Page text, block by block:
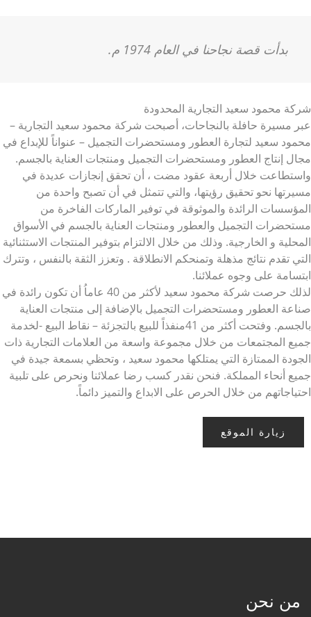
بدأت قصة نجاحنا في العام 1974 م.
شركة محمود سعيد التجارية المحدودة
عبر مسيرة حافلة بالنجاحات، أصبحت شركة محمود سعيد التجارية –
محمود سعيد لتجارة العطور ومستحضرات التجميل – عنواناً للإبداع في
مجال إنتاج العطور ومستحضرات التجميل ومنتجات العناية بالجسم.
واستطاعت خلال أربعة عقود مضت ، أن تحقق إنجازات عديدة في
مسيرتها نحو تحقيق رؤيتها، والتي تتمثل في أن تصبح واحدة من
المؤسسات الرائدة والموثوقة في توفير الماركات الفاخرة من
مستحضرات التجميل والعطور ومنتجات العناية بالجسم في الأسواق
المحلية و الخارجية. وذلك من خلال الالتزام بتوفير المنتجات الاستثنائية
التي تقدم نتائج مذهلة وتمنحكم الانطلاقة . وتعزز الثقة بالنفس ، وتترك
ابتسامة على وجوه عملائنا.
لذلك حرصت شركة محمود سعيد لأكثر من 40 عاماُ أن تكون رائدة في
صناعة العطور ومستحضرات التجميل بالإضافة إلى منتجات العناية
بالجسم. وفتحت أكثر من 41منفذاً للبيع بالتجزئة – نقاط البيع -لخدمة
جميع المجتمعات من خلال مجموعة واسعة من العلامات التجارية ذات
الجودة الممتازة التي يمتلكها محمود سعيد ، وتحظي بسمعة جيدة في
جميع أنحاء المملكة. فنحن نقدر كسب رضا عملائنا ونحرص على تلبية
احتياجاتهم من خلال الحرص على الابداع والتميز دائماً.
زيارة الموقع
من نحن